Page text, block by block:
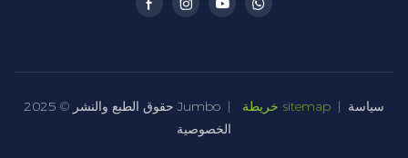
حقوق الطبع والنشر © 2025 Jumbo | خريطة sitemap | سياسة
الخصوصية